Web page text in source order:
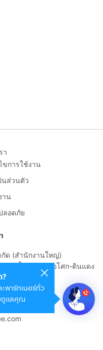
พาร์ทเนอร์ทั่ว
ดูแลคุณ
า
ขการใช้งาน
นส่วนตัว
าน
ลอดภัย
กัด (สำนักงานใหญ่)
ตอร์ ชั้น 22 ถนนอโศก-ดินแดง
ดินแดง
10400